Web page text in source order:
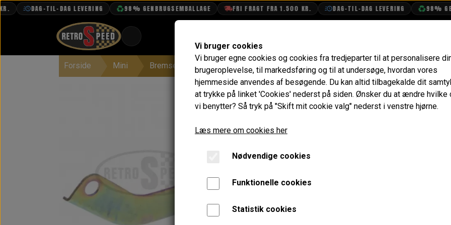
DAG-TIL-DAG LEVERING 98% GENBRUGSEMBALLAGE FRI FRAGT FRA 1.500 KR. DAG-TIL-DAG LEVERING 98%
Forside Mini Bremser Håndbremse Håndbremse Kabel Beslag, Højre Bag
Håndbremse Kabel
Varenummer: 21A1669
Vi bruger cookies
Vi bruger egne cookies og cookies fra tredjeparter til at personalisere
brugeroplevelse, til markedsføring og til at undersøge, hvordan vores
hjemmeside anvendes af besøgende. Du kan altid tilbagekalde dit
at trykke på linket 'Cookies' nederst på siden. Ønsker du at ændre hvilke
vi benytter? Så tryk på "Skift mit cookie valg" nederst i venstre hjørne.
Læs mere om cookies her
Nødvendige cookies
Funktionelle cookies
Statistik cookies